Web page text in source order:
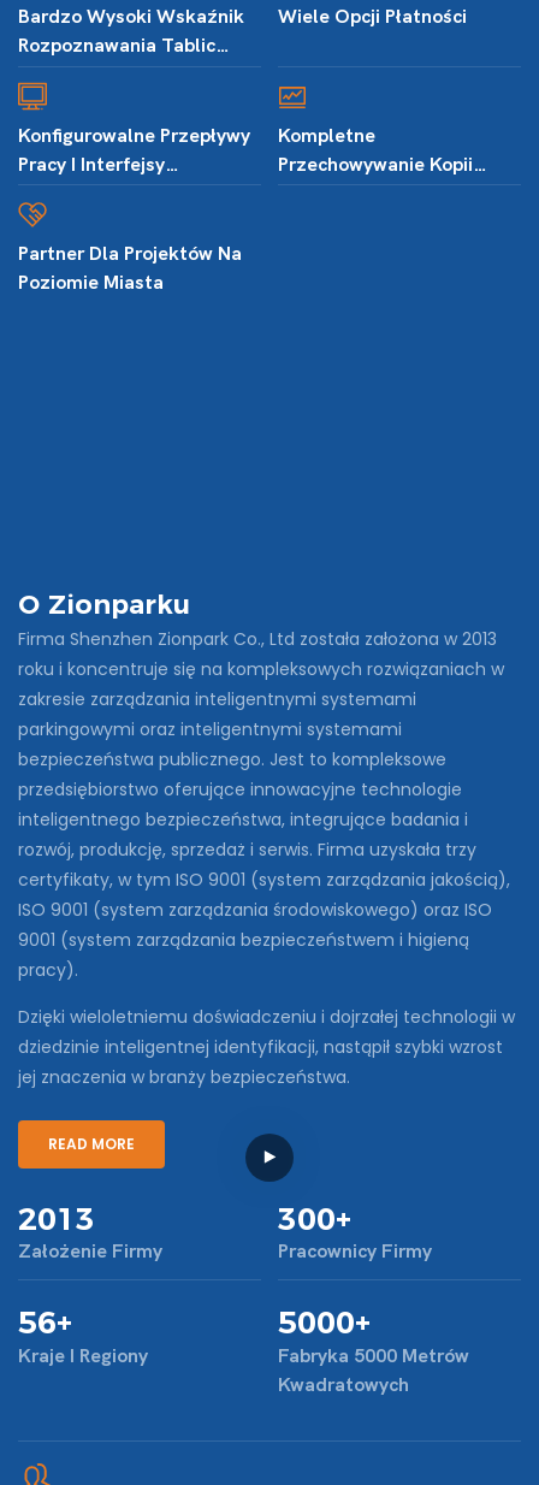
Bardzo Wysoki Wskaźnik
Rozpoznawania Tablic
Wiele Opcji Płatności
Konfigurowalne Przepływy
Pracy I Interfejsy
Kompletne
Przechowywanie Kopii
Partner Dla Projektów Na
Poziomie Miasta
O Zionparku
Firma Shenzhen Zionpark Co., Ltd została założona w 2013
roku i koncentruje się na kompleksowych rozwiązaniach w
zakresie zarządzania inteligentnymi systemami
parkingowymi oraz inteligentnymi systemami
bezpieczeństwa publicznego. Jest to kompleksowe
przedsiębiorstwo oferujące innowacyjne technologie
inteligentnego bezpieczeństwa, integrujące badania i
rozwój, produkcję, sprzedaż i serwis. Firma uzyskała trzy
certyfikaty, w tym ISO 9001 (system zarządzania jakością),
ISO 9001 (system zarządzania środowiskowego) oraz ISO
9001 (system zarządzania bezpieczeństwem i higieną
pracy).
Dzięki wieloletniemu doświadczeniu i dojrzałej technologii w
dziedzinie inteligentnej identyfikacji, nastąpił szybki wzrost
jej znaczenia w branży bezpieczeństwa.
READ MORE
2013
Założenie Firmy
300+
Pracownicy Firmy
56+
Kraje I Regiony
5000+
Fabryka 5000 Metrów
Kwadratowych